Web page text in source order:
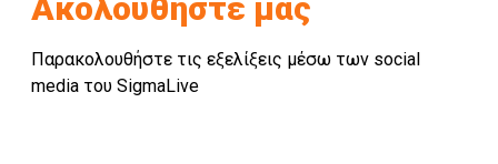
Ακολουθήστε μας
Παρακολουθήστε τις εξελίξεις μέσω των social
media του SigmaLive